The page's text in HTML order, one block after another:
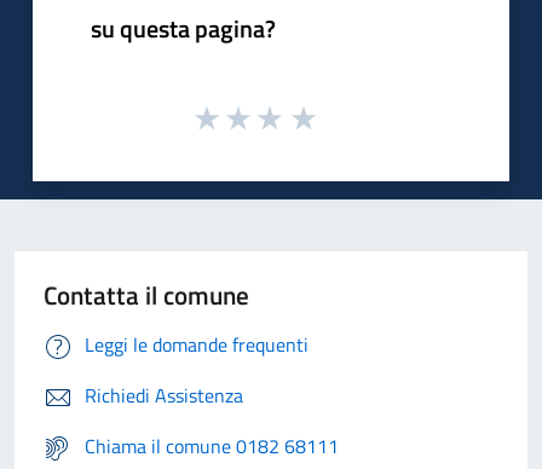
su questa pagina?
Contatta il comune
Leggi le domande frequenti
Richiedi Assistenza
Chiama il comune 0182 68111